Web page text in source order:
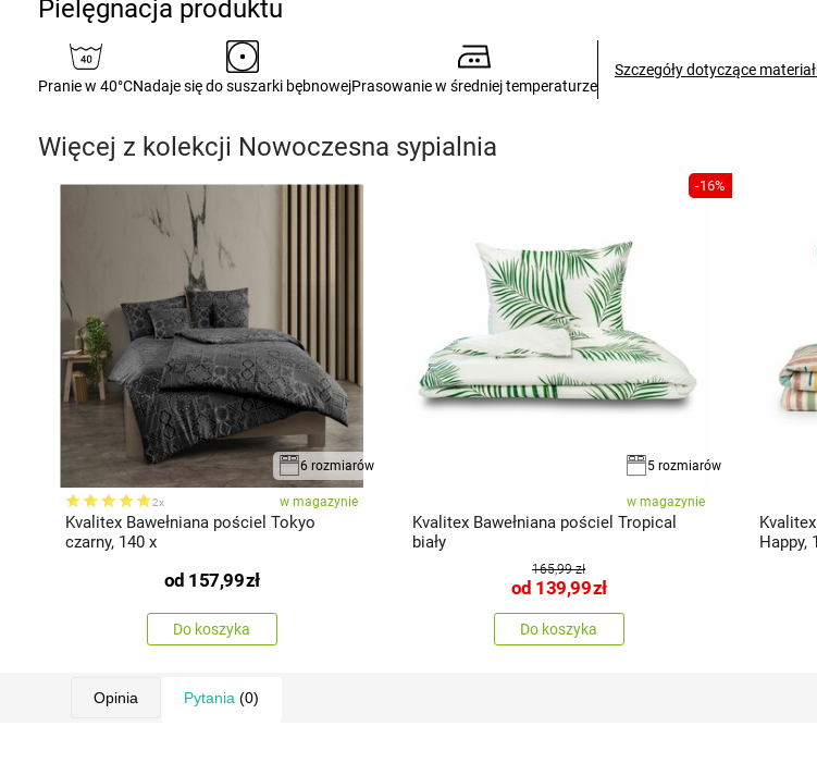
Pielęgnacja produktu
Pranie w 40°CNadaje się do suszarki bębnowejPrasowanie w średniej temperaturze
Szczegóły dotyczące
Więcej z kolekcji Nowoczesna sypialnia
6 rozmiarów
2x w magazynie
Kvalitex Bawełniana pościel Tokyo
czarny, 140 x
od 157,99zł
Do koszyka
-16%
5 rozmiarów
w magazynie
Kvalitex Bawełniana pościel Tropical
biały
165,99 zł
od 139,99zł
Do koszyka
Happy,
Opinia Pytania (0)